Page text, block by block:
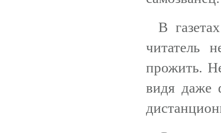
В
читатель
прожить.
видя даже